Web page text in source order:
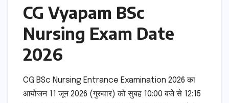
CG Vyapam BSc
Nursing Exam Date
2026
CG BSc Nursing Entrance Examination 2026 का
आयोजन 11 जून 2026 (गुरुवार) को सुबह 10:00 बजे से 12:15